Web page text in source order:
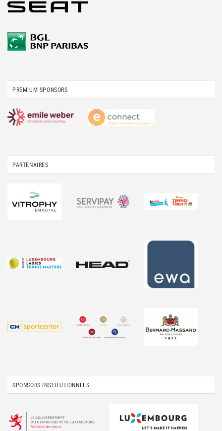
PREMIUM SPONSORS
PARTENAIRES
SPONSORS INSTITUTIONNELS